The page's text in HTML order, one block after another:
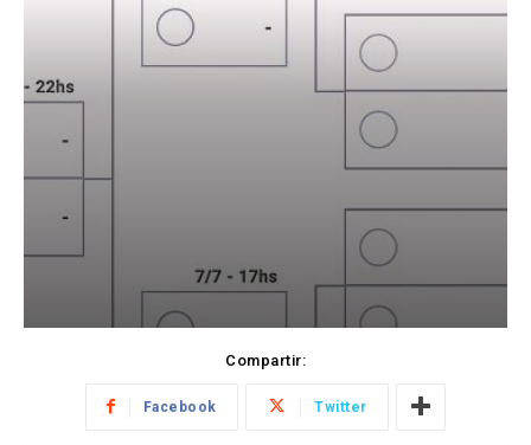
Compartir:
Facebook Twitter